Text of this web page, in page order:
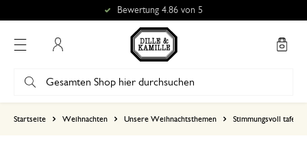
Bewertung 4.86 von 5
Startseite Weihnachten Unsere Weihnachtsthemen Stimmungsvoll tafeln